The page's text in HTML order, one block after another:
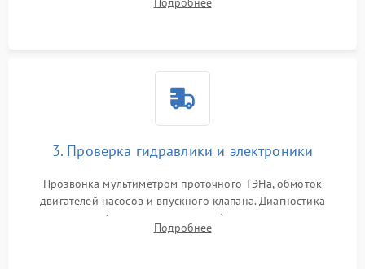
циркуляционному насосу, ТЭНу и сливной помпе.
3. Проверка гидравлики и электроники
Прозвонка мультиметром проточного ТЭНа, обмоток
двигателей насосов и впускного клапана. Диагностика
прессостата (датчика уровня воды), датчика мутности,
концевика дверцы и электронного модуля управления.
Подробнее